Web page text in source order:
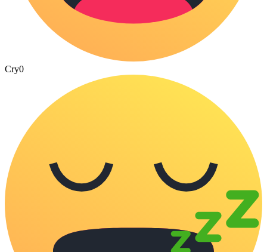
Cry0